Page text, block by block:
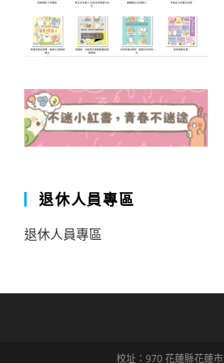
退休人員專區
退休人員專區
校址：970 花蓮縣花蓮